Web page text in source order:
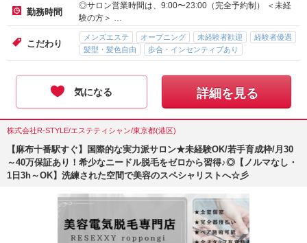
勤務時間
◎サロン営業時間は、9:00〜23:00（完全予約制） ＜未経
験の方＞ …
こだわり
メンズエステ オープニング 未経験者歓迎
経験者優遇
髪型・髪色自由
歩合・インセンティブあり
気になる 詳細を見る
株式会社R-STYLE/エステティシャン/東京都(港区)
【麻布十番駅すぐ】国際的な実力派サロン★未経験OK/若手育成枠/月30
～40万保証あり！希少なニードル脱毛をゼロから習得♪◎【ノルマなし・
1日3h～OK】洗練された空間で美容のスペシャリストへ☆彡